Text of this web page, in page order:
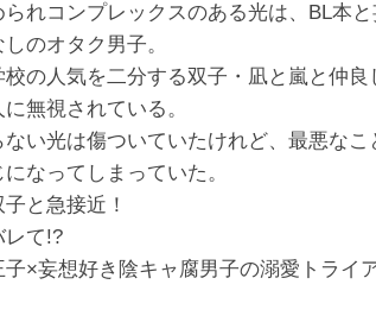
れコンプレックスのある光は、BL本
のオタク男子。
の人気を二分する双子・凪と嵐と仲良
無視されている。
い光は傷ついていたけれど、最悪なこ
なってしまっていた。
と急接近！
レて!?
×妄想好き陰キャ腐男子の溺愛トライ